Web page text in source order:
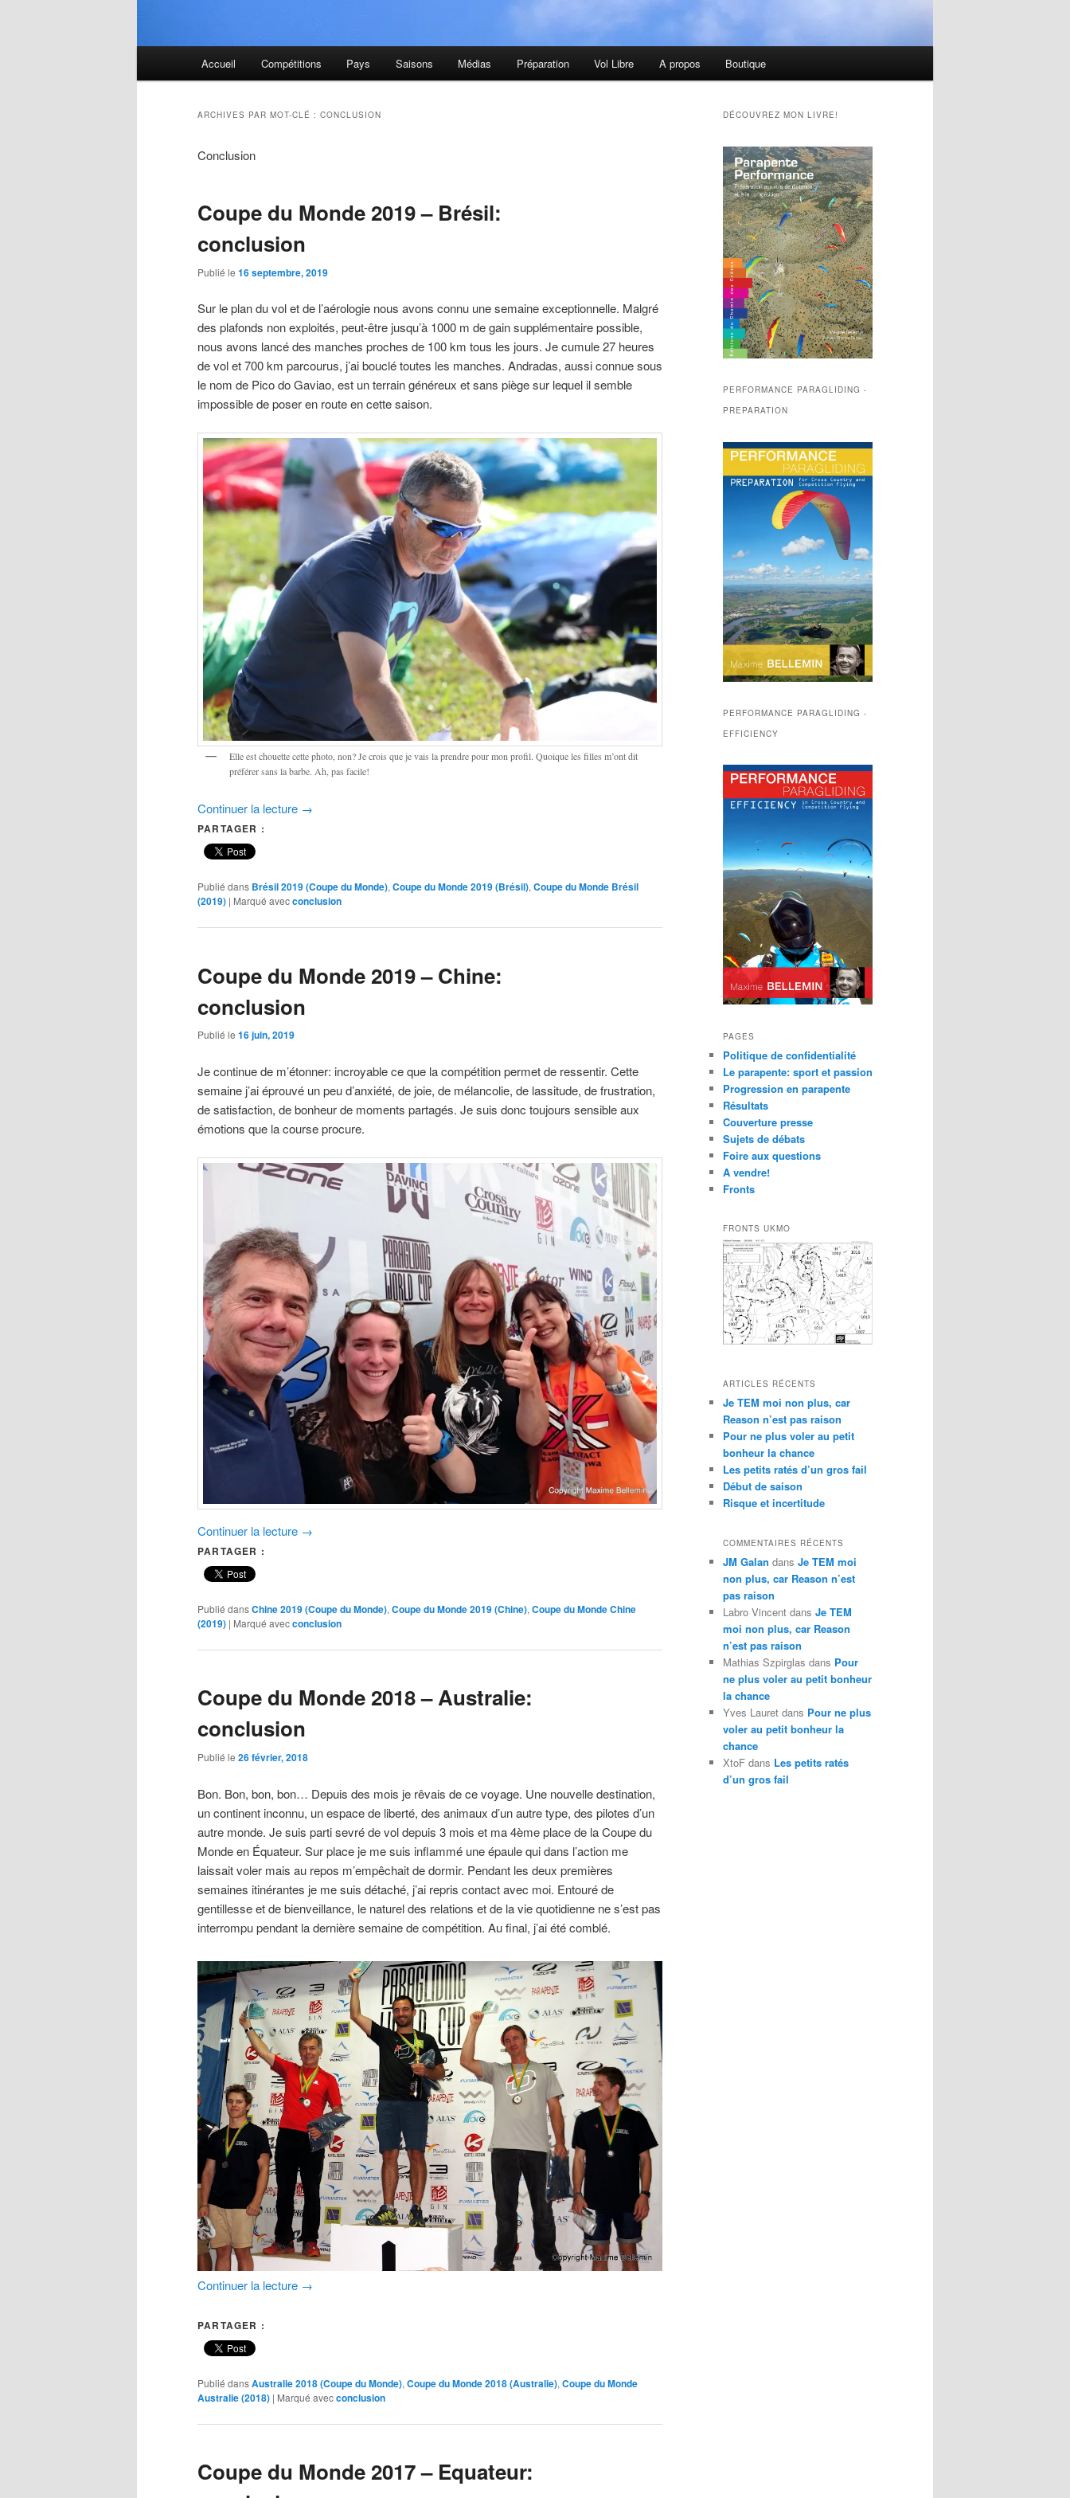
Accueil Compétitions Pays Saisons Médias Préparation Vol Libre A propos Boutique
ARCHIVES PAR MOT-CLÉ : CONCLUSION
Conclusion
Coupe du Monde 2019 – Brésil:
conclusion
Publié le 16 septembre, 2019
Sur le plan du vol et de l’aérologie nous avons connu une semaine exceptionnelle. Malgré
des plafonds non exploités, peut-être jusqu’à 1000 m de gain supplémentaire possible,
nous avons lancé des manches proches de 100 km tous les jours. Je cumule 27 heures
de vol et 700 km parcourus, j’ai bouclé toutes les manches. Andradas, aussi connue sous
le nom de Pico do Gaviao, est un terrain généreux et sans piège sur lequel il semble
impossible de poser en route en cette saison.
Elle est chouette cette photo, non? Je crois que je vais la prendre pour mon profil. Quoique les filles m’ont dit
préférer sans la barbe. Ah, pas facile!
Continuer la lecture →
PARTAGER :
Publié dans Brésil 2019 (Coupe du Monde), Coupe du Monde 2019 (Brésil), Coupe du Monde Brésil
(2019) | Marqué avecconclusion
Coupe du Monde 2019 – Chine:
conclusion
Publié le 16 juin, 2019
Je continue de m’étonner: incroyable ce que la compétition permet de ressentir. Cette
semaine j’ai éprouvé un peu d’anxiété, de joie, de mélancolie, de lassitude, de frustration,
de satisfaction, de bonheur de moments partagés. Je suis donc toujours sensible aux
émotions que la course procure.
Continuer la lecture →
PARTAGER :
Publié dansChine 2019 (Coupe du Monde), Coupe du Monde 2019 (Chine), Coupe du Monde Chine
(2019) | Marqué avecconclusion
Coupe du Monde 2018 – Australie:
conclusion
Publié le 26 février, 2018
Bon. Bon, bon, bon… Depuis des mois je rêvais de ce voyage. Une nouvelle destination,
un continent inconnu, un espace de liberté, des animaux d’un autre type, des pilotes d’un
autre monde. Je suis parti sevré de vol depuis 3 mois et ma 4ème place de la Coupe du
Monde en Équateur. Sur place je me suis inflammé une épaule qui dans l’action me
laissait voler mais au repos m’empêchait de dormir. Pendant les deux premières
semaines itinérantes je me suis détaché, j’ai repris contact avec moi. Entouré de
gentillesse et de bienveillance, le naturel des relations et de la vie quotidienne ne s’est pas
interrompu pendant la dernière semaine de compétition. Au final, j’ai été comblé.
Continuer la lecture →
PARTAGER :
Publié dansAustralie 2018 (Coupe du Monde), Coupe du Monde 2018 (Australie), Coupe du Monde
Australie (2018) | Marqué avecconclusion
Coupe du Monde 2017 – Equateur:
DÉCOUVREZ MON LIVRE!
PERFORMANCE PARAGLIDING -
PREPARATION
PERFORMANCE PARAGLIDING -
EFFICIENCY
PAGES
Politique de confidentialité
Le parapente: sport et passion
Progression en parapente
Résultats
Couverture presse
Sujets de débats
Foire aux questions
A vendre!
Fronts
FRONTS UKMO
ARTICLES RÉCENTS
Je TEM moi non plus, car
Reason n’est pas raison
Pour ne plus voler au petit
bonheur la chance
Les petits ratés d’un gros fail
Début de saison
Risque et incertitude
COMMENTAIRES RÉCENTS
JM Galan dans Je TEM moi
non plus, car Reason n’est
pas raison
Labro Vincent dans Je TEM
moi non plus, car Reason
n’est pas raison
Mathias Szpirglas dans Pour
ne plus voler au petit bonheur
la chance
Yves Lauret dans Pour ne plus
voler au petit bonheur la
chance
XtoF dans Les petits ratés
d’un gros fail